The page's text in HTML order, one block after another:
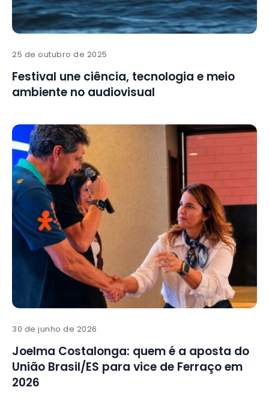
25 de outubro de 2025
Festival une ciência, tecnologia e meio
ambiente no audiovisual
30 de junho de 2026
Joelma Costalonga: quem é a aposta do
União Brasil/ES para vice de Ferraço em
2026